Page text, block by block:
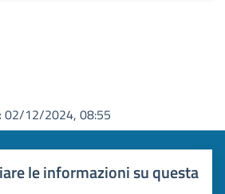
02/12/2024, 08:55
le informazioni su questa